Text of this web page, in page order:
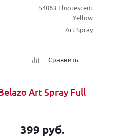
54063 Fluorescent
Yellow
Art Spray
Сравнить
Art Spray Full
399 руб.